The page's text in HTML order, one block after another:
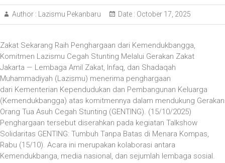
Author : Lazismu Pekanbaru Date : October 17, 2025
Zakat Sekarang Raih Penghargaan dari Kemendukbangga,
Komitmen Lazismu Cegah Stunting Melalui Gerakan Zakat
Jakarta — Lembaga Amil Zakat, Infaq, dan Shadaqah
Muhammadiyah (Lazismu) menerima penghargaan
dari Kementerian Kependudukan dan Pembangunan Keluarga
(Kemendukbangga) atas komitmennya dalam mendukung Gerakan
Orang Tua Asuh Cegah Stunting (GENTING). (15/10/2025)
Penghargaan tersebut diserahkan pada kegiatan Talkshow
Solidaritas GENTING: Tumbuh Tanpa Batas di Menara Kompas,
Rabu (15/10). Acara ini merupakan kolaborasi antara
Kemendukbanga, media nasional, dan sejumlah lembaga sosial.